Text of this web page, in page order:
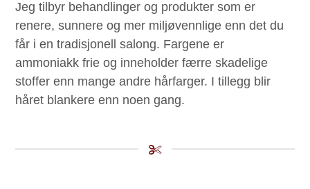
Jeg tilbyr behandlinger og produkter som er
renere, sunnere og mer miljøvennlige enn det du
får i en tradisjonell salong. Fargene er
ammoniakk frie og inneholder færre skadelige
stoffer enn mange andre hårfarger. I tillegg blir
håret blankere enn noen gang.